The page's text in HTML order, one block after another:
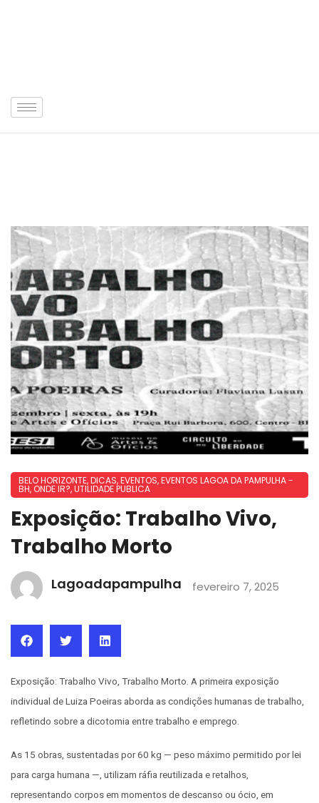
BELO HORIZONTE,DICAS,EVENTOS,EVENTOS LAGOA DA PAMPULHA -
BH, ONDE IR?,UTILIDADE PUBLICA
Exposição: Trabalho Vivo,
Trabalho Morto
Lagoadapampulha fevereiro 7, 2025
Exposição: Trabalho Vivo, Trabalho Morto. A primeira exposição
individual de Luiza Poeiras aborda as condições humanas de trabalho,
refletindo sobre a dicotomia entre trabalho e emprego.
As 15 obras, sustentadas por 60 kg — peso máximo permitido por lei
para carga humana —, utilizam ráfia reutilizada e retalhos,
representando corpos em momentos de descanso ou ócio, em